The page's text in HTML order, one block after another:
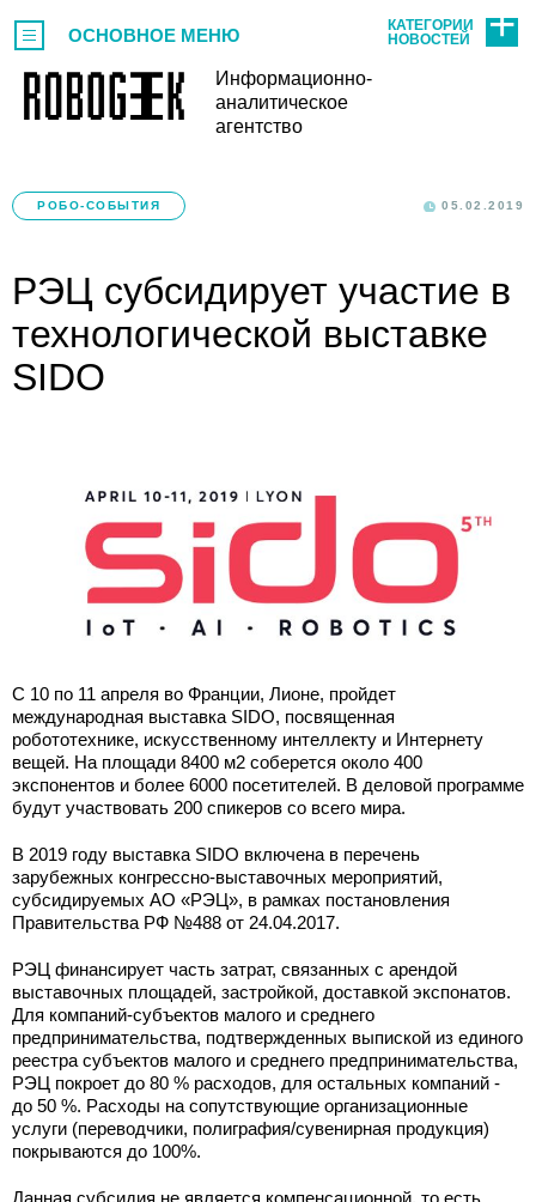
Информационно-
аналитическое
агентство
ОСНОВНОЕ МЕНЮ
КАТЕГОРИИ
НОВОСТЕЙ
РОБО-СОБЫТИЯ 05.02.2019
РЭЦ субсидирует участие в
технологической выставке
SIDO
С 10 по 11 апреля во Франции, Лионе, пройдет
международная выставка SIDO, посвященная
робототехнике, искусственному интеллекту и Интернету
вещей. На площади 8400 м2 соберется около 400
экспонентов и более 6000 посетителей. В деловой программе
будут участвовать 200 спикеров со всего мира.
В 2019 году выставка SIDO включена в перечень
зарубежных конгрессно-выставочных мероприятий,
субсидируемых АО «РЭЦ», в рамках постановления
Правительства РФ №488 от 24.04.2017.
РЭЦ финансирует часть затрат, связанных с арендой
выставочных площадей, застройкой, доставкой экспонатов.
Для компаний-субъектов малого и среднего
предпринимательства, подтвержденных выпиской из единого
реестра субъектов малого и среднего предпринимательства,
РЭЦ покроет до 80 % расходов, для остальных компаний -
до 50 %. Расходы на сопутствующие организационные
услуги (переводчики, полиграфия/сувенирная продукция)
покрываются до 100%.
Данная субсидия не является компенсационной, то есть